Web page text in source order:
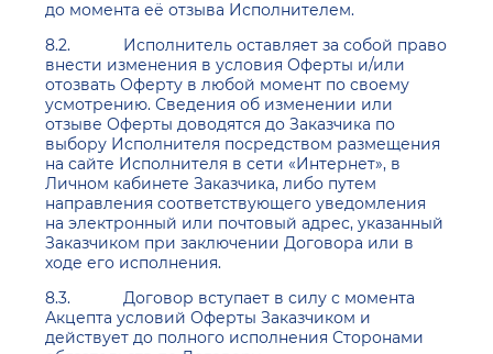
до момента её отзыва Исполнителем.
8.2. Исполнитель оставляет за собой право
внести изменения в условия Оферты и/или
отозвать Оферту в любой момент по своему
усмотрению. Сведения об изменении или
отзыве Оферты доводятся до Заказчика по
выбору Исполнителя посредством размещения
на сайте Исполнителя в сети «Интернет», в
Личном кабинете Заказчика, либо путем
направления соответствующего уведомления
на электронный или почтовый адрес, указанный
Заказчиком при заключении Договора или в
ходе его исполнения.
8.3. Договор вступает в силу с момента
Акцепта условий Оферты Заказчиком и
действует до полного исполнения Сторонами